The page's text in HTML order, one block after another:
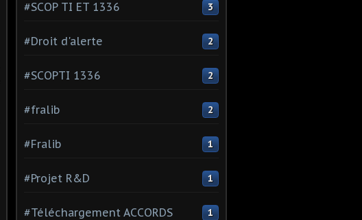
#SCOP TI ET 1336 3
#Droit d'alerte 2
#SCOPTI 1336 2
#fralib 2
#Fralib 1
#Projet R&D 1
#Téléchargement ACCORDS 1